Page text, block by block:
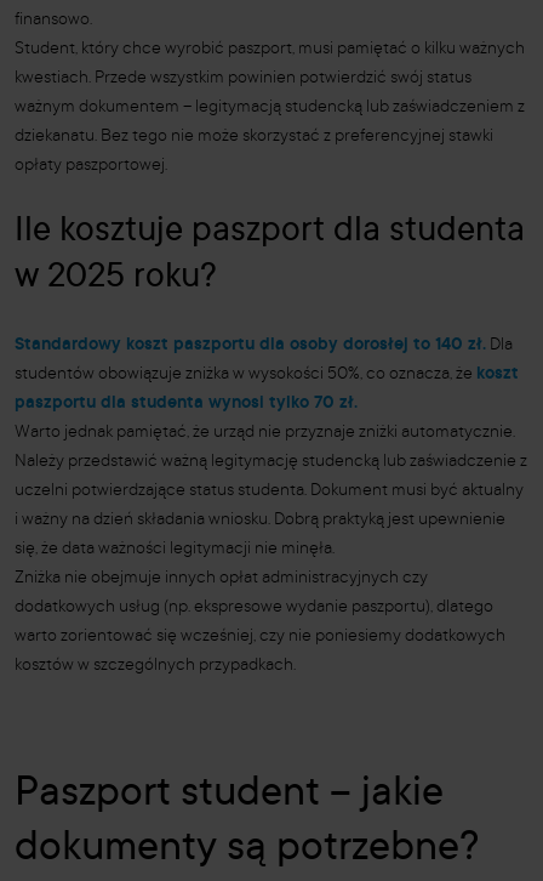
finansowo.
Student, który chce wyrobić paszport, musi pamiętać o kilku ważnych
kwestiach. Przede wszystkim powinien potwierdzić swój status
ważnym dokumentem – legitymacją studencką lub zaświadczeniem z
dziekanatu. Bez tego nie może skorzystać z preferencyjnej stawki
opłaty paszportowej.
Ile kosztuje paszport dla studenta
w 2025 roku?
Standardowy koszt paszportu dla osoby dorosłej to 140 zł. Dla
studentów obowiązuje zniżka w wysokości 50%, co oznacza, że koszt
paszportu dla studenta wynosi tylko 70 zł.
Warto jednak pamiętać, że urząd nie przyznaje zniżki automatycznie.
Należy przedstawić ważną legitymację studencką lub zaświadczenie z
uczelni potwierdzające status studenta. Dokument musi być aktualny
i ważny na dzień składania wniosku. Dobrą praktyką jest upewnienie
się, że data ważności legitymacji nie minęła.
Zniżka nie obejmuje innych opłat administracyjnych czy
dodatkowych usług (np. ekspresowe wydanie paszportu), dlatego
warto zorientować się wcześniej, czy nie poniesiemy dodatkowych
kosztów w szczególnych przypadkach.
Paszport student – jakie
dokumenty są potrzebne?